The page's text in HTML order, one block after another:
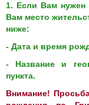
1. Если Вам нужен
Вам место
ниже:
- Дата и время
- Название и
пункта.
Внимание!